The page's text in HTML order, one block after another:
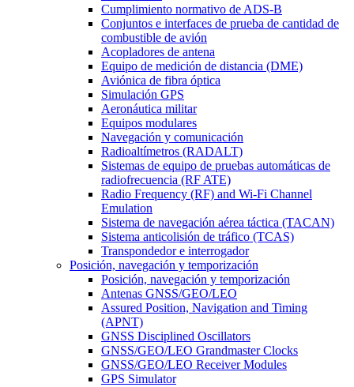
Cumplimiento normativo de ADS-B
Conjuntos e interfaces de prueba de cantidad de
combustible de avión
Acopladores de antena
Equipo de medición de distancia (DME)
Aviónica de fibra óptica
Simulación GPS
Aeronáutica militar
Equipos modulares
Navegación y comunicación
Radioaltímetros (RADALT)
Sistemas de equipo de pruebas automáticas de
radiofrecuencia (RF ATE)
Radio Frequency (RF) and Wi-Fi Channel
Emulation
Sistema de navegación aérea táctica (TACAN)
Sistema anticolisión de tráfico (TCAS)
Transpondedor e interrogador
Posición, navegación y temporización
Posición, navegación y temporización
Antenas GNSS/GEO/LEO
Assured Position, Navigation and Timing
(APNT)
GNSS Disciplined Oscillators
GNSS/GEO/LEO Grandmaster Clocks
GNSS/GEO/LEO Receiver Modules
GPS Simulator